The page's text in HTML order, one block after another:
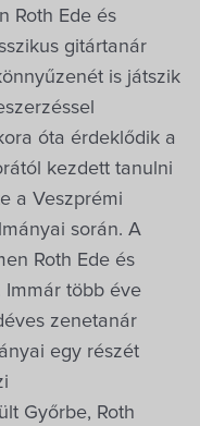
Roth Ede és
gitártanár
is játszik
óta érdeklődik a
kezdett tanulni
a Veszprémi
során. A
Roth Ede és
Immár több éve
zenetanár
egy részét
Győrbe, Roth